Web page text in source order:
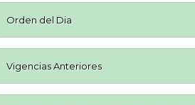
Orden del Dia
Vigencias Anteriores